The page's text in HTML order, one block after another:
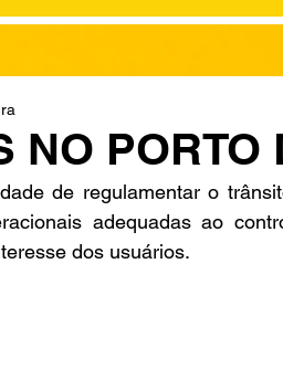
NO PORTO
de regulamentar o
adequadas ao
dos usuários.